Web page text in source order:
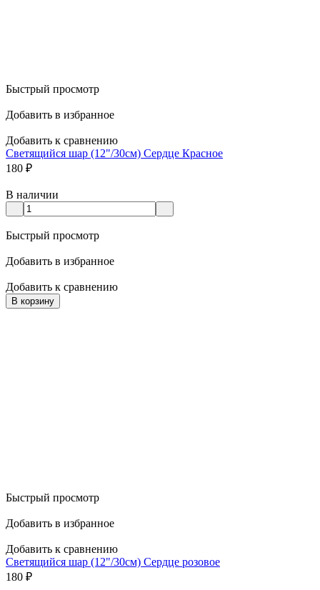
Быстрый просмотр
Добавить в избранное
Добавить к сравнению
Светящийся шар (12"/30см) Сердце Красное
180 ₽
В наличии
Быстрый просмотр
Добавить в избранное
Добавить к сравнению
В корзину
Быстрый просмотр
Добавить в избранное
Добавить к сравнению
Светящийся шар (12"/30см) Сердце розовое
180 ₽